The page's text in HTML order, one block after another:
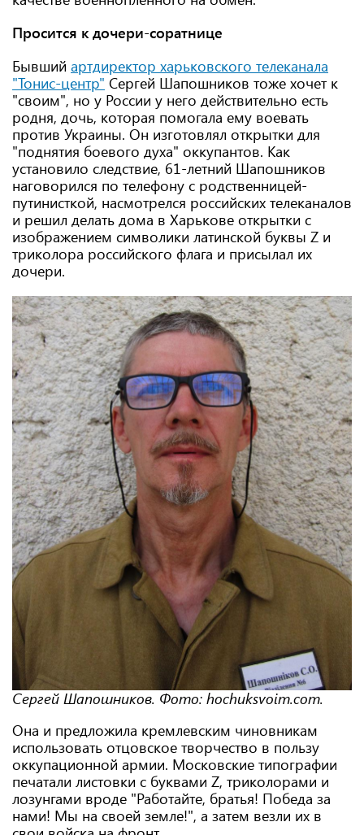
Просится к дочери-соратнице
Бывший артдиректор харьковского телеканала
"Тонис-центр" Сергей Шапошников тоже хочет к
"своим", но у России у него действительно есть
родня, дочь, которая помогала ему воевать
против Украины. Он изготовлял открытки для
"поднятия боевого духа" оккупантов. Как
установило следствие, 61-летний Шапошников
наговорился по телефону с родственницей-
путинисткой, насмотрелся российских телеканалов
и решил делать дома в Харькове открытки с
изображением символики латинской буквы Z и
триколора российского флага и присылал их
дочери.
Сергей Шапошников. Фото: hochuksvoim.com.
Она и предложила кремлевским чиновникам
использовать отцовское творчество в пользу
оккупационной армии. Московские типографии
печатали листовки с буквами Z, триколорами и
лозунгами вроде "Работайте, братья! Победа за
нами! Мы на своей земле!", а затем везли их в